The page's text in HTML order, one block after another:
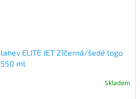
lahev ELITE JET 21´černá/šedé logo
550 ml
Skladem